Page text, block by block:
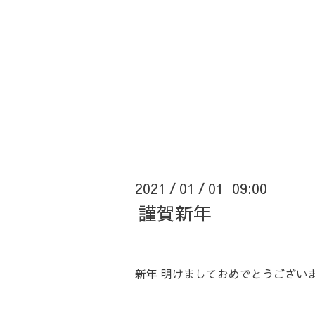
2021 / 01 / 01 09:00
謹賀新年
新年 明けましておめでとうござい